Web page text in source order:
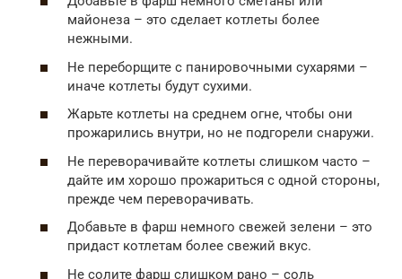
майонеза – это сделает котлеты более
нежными.
Не переборщите с панировочными сухарями –
иначе котлеты будут сухими.
Жарьте котлеты на среднем огне, чтобы они
прожарились внутри, но не подгорели снаружи.
Не переворачивайте котлеты слишком часто –
дайте им хорошо прожариться с одной стороны,
прежде чем переворачивать.
Добавьте в фарш немного свежей зелени – это
придаст котлетам более свежий вкус.
Не солите фарш слишком рано – соль